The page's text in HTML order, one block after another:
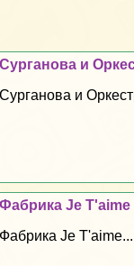
Сурганова и
Сурганова и
Фабрика Je T'aime
Фабрика Je T'aime...